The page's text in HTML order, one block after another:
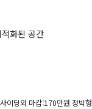
화된 공간
이딩외 마감:170만원 정박